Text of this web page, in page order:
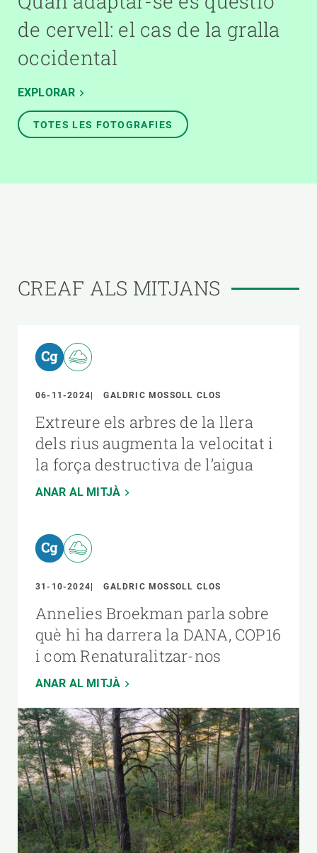
de cervell: el cas de la gralla
occidental
EXPLORAR
TOTES LES FOTOGRAFIES
CREAF ALS MITJANS
06-11-2024 GALDRIC MOSSOLL CLOS
Extreure els arbres de la llera
dels rius augmenta la velocitat i
la força destructiva de l’aigua
ANAR AL MITJÀ
31-10-2024 GALDRIC MOSSOLL CLOS
Annelies Broekman parla sobre
què hi ha darrera la DANA, COP16
i com Renaturalitzar-nos
ANAR AL MITJÀ